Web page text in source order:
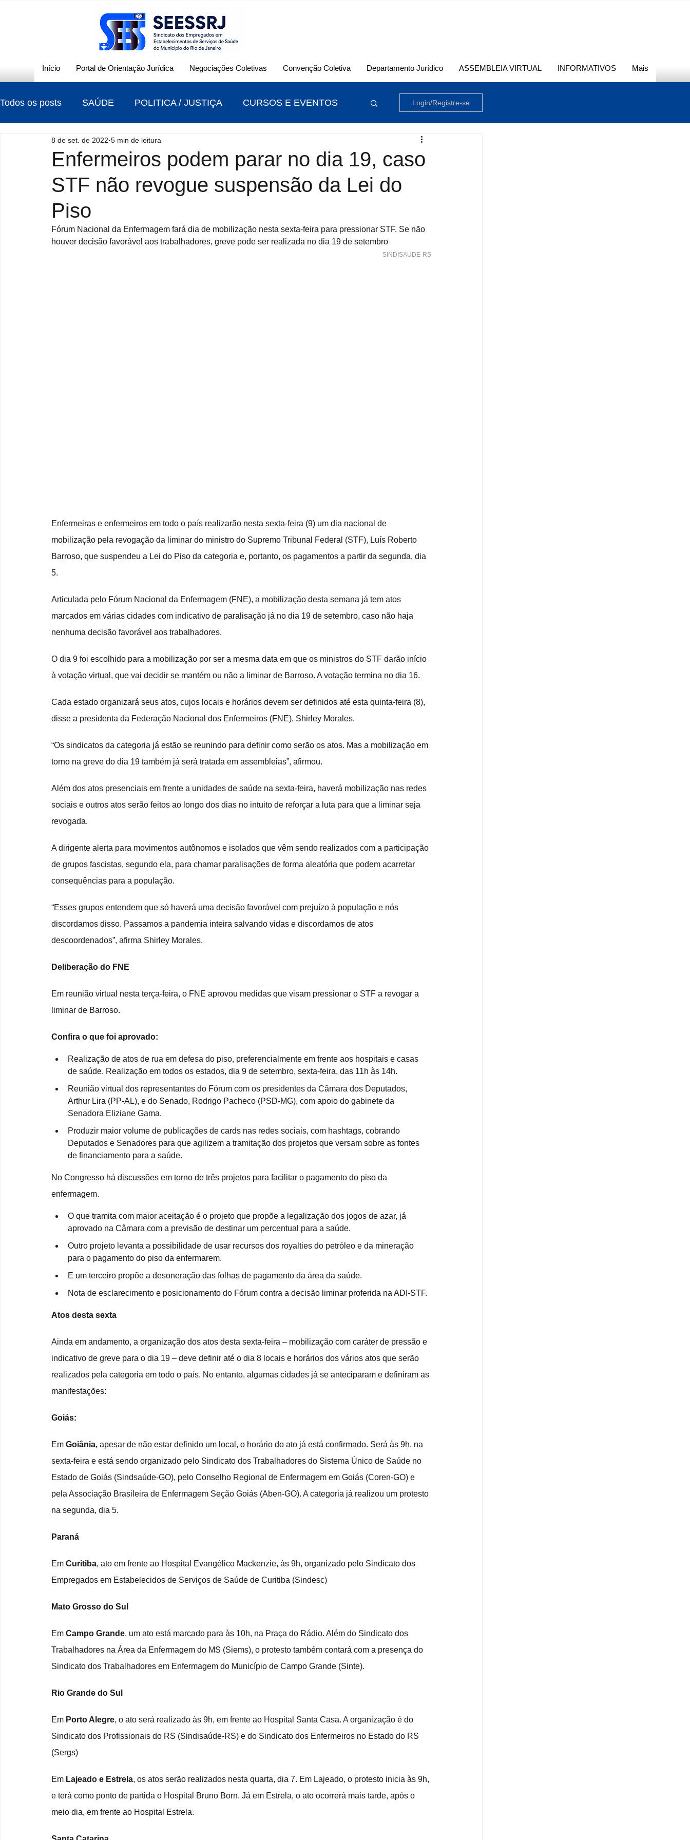
Início Portal de Orientação Jurídica Negociações Coletivas Convenção Coletiva Departamento Jurídico ASSEMBLEIA VIRTUAL INFORMATIVOS Mais
Todos os posts SAÚDE POLITICA / JUSTIÇA CURSOS E EVENTOS
CONTRIBUIÇÃO SINDICAL ELEIÇÕES
Login/Registre-se
Enfermeiros podem parar no dia 19, caso
STF não revogue suspensão da Lei do
Piso
8 de set. de 2022 5 min de leitura
Fórum Nacional da Enfermagem fará dia de mobilização nesta sexta-feira para pressionar STF. Se não
houver decisão favorável aos trabalhadores, greve pode ser realizada no dia 19 de setembro
SINDISAUDE-RS
Enfermeiras e enfermeiros em todo o país realizarão nesta sexta-feira (9) um dia nacional de
mobilização pela revogação da liminar do ministro do Supremo Tribunal Federal (STF), Luís Roberto
Barroso, que suspendeu a Lei do Piso da categoria e, portanto, os pagamentos a partir da segunda, dia
5.
Articulada pelo Fórum Nacional da Enfermagem (FNE), a mobilização desta semana já tem atos
marcados em várias cidades com indicativo de paralisação já no dia 19 de setembro, caso não haja
nenhuma decisão favorável aos trabalhadores.
O dia 9 foi escolhido para a mobilização por ser a mesma data em que os ministros do STF darão início
à votação virtual, que vai decidir se mantém ou não a liminar de Barroso. A votação termina no dia 16.
Cada estado organizará seus atos, cujos locais e horários devem ser definidos até esta quinta-feira (8),
disse a presidenta da Federação Nacional dos Enfermeiros (FNE), Shirley Morales.
“Os sindicatos da categoria já estão se reunindo para definir como serão os atos. Mas a mobilização em
torno na greve do dia 19 também já será tratada em assembleias”, afirmou.
Além dos atos presenciais em frente a unidades de saúde na sexta-feira, haverá mobilização nas redes
sociais e outros atos serão feitos ao longo dos dias no intuito de reforçar a luta para que a liminar seja
revogada.
A dirigente alerta para movimentos autônomos e isolados que vêm sendo realizados com a participação
de grupos fascistas, segundo ela, para chamar paralisações de forma aleatória que podem acarretar
consequências para a população.
“Esses grupos entendem que só haverá uma decisão favorável com prejuízo à população e nós
discordamos disso. Passamos a pandemia inteira salvando vidas e discordamos de atos
descoordenados”, afirma Shirley Morales.
Deliberação do FNE
Em reunião virtual nesta terça-feira, o FNE aprovou medidas que visam pressionar o STF a revogar a
liminar de Barroso.
Confira o que foi aprovado:
Realização de atos de rua em defesa do piso, preferencialmente em frente aos hospitais e casas
de saúde. Realização em todos os estados, dia 9 de setembro, sexta-feira, das 11h às 14h.
Reunião virtual dos representantes do Fórum com os presidentes da Câmara dos Deputados,
Arthur Lira (PP-AL), e do Senado, Rodrigo Pacheco (PSD-MG), com apoio do gabinete da
Senadora Eliziane Gama.
Produzir maior volume de publicações de cards nas redes sociais, com hashtags, cobrando
Deputados e Senadores para que agilizem a tramitação dos projetos que versam sobre as fontes
de financiamento para a saúde.
No Congresso há discussões em torno de três projetos para facilitar o pagamento do piso da
enfermagem.
O que tramita com maior aceitação é o projeto que propõe a legalização dos jogos de azar, já
aprovado na Câmara com a previsão de destinar um percentual para a saúde.
Outro projeto levanta a possibilidade de usar recursos dos royalties do petróleo e da mineração
para o pagamento do piso da enfermarem.
E um terceiro propõe a desoneração das folhas de pagamento da área da saúde.
Nota de esclarecimento e posicionamento do Fórum contra a decisão liminar proferida na ADI-STF.
Atos desta sexta
Ainda em andamento, a organização dos atos desta sexta-feira – mobilização com caráter de pressão e
indicativo de greve para o dia 19 – deve definir até o dia 8 locais e horários dos vários atos que serão
realizados pela categoria em todo o país. No entanto, algumas cidades já se anteciparam e definiram as
manifestações:
Goiás:
Em Goiânia, apesar de não estar definido um local, o horário do ato já está confirmado. Será às 9h, na
sexta-feira e está sendo organizado pelo Sindicato dos Trabalhadores do Sistema Único de Saúde no
Estado de Goiás (Sindsaúde-GO), pelo Conselho Regional de Enfermagem em Goiás (Coren-GO) e
pela Associação Brasileira de Enfermagem Seção Goiás (Aben-GO). A categoria já realizou um protesto
na segunda, dia 5.
Paraná
Em Curitiba, ato em frente ao Hospital Evangélico Mackenzie, às 9h, organizado pelo Sindicato dos
Empregados em Estabelecidos de Serviços de Saúde de Curitiba (Sindesc)
Mato Grosso do Sul
Em Campo Grande, um ato está marcado para às 10h, na Praça do Rádio. Além do Sindicato dos
Trabalhadores na Área da Enfermagem do MS (Siems), o protesto também contará com a presença do
Sindicato dos Trabalhadores em Enfermagem do Município de Campo Grande (Sinte).
Rio Grande do Sul
Em Porto Alegre, o ato será realizado às 9h, em frente ao Hospital Santa Casa. A organização é do
Sindicato dos Profissionais do RS (Sindisaúde-RS) e do Sindicato dos Enfermeiros no Estado do RS
(Sergs)
Em Lajeado e Estrela, os atos serão realizados nesta quarta, dia 7. Em Lajeado, o protesto inicia às 9h,
e terá como ponto de partida o Hospital Bruno Born. Já em Estrela, o ato ocorrerá mais tarde, após o
meio dia, em frente ao Hospital Estrela.